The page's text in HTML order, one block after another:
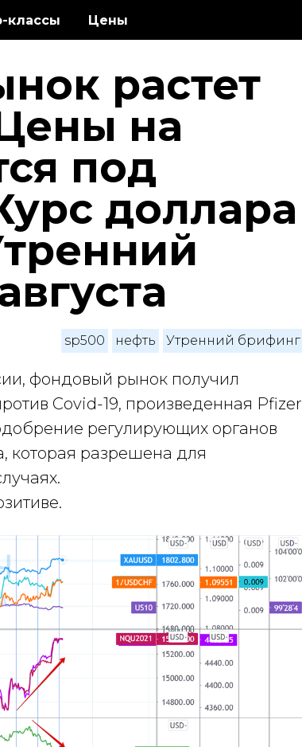
классы Цены
растет
на
под
доллара
sp500 нефть Утренний брифинг
фондовый рынок получил
Covid-19, произведенная Pfizer
регулирующих органов
которая разрешена для